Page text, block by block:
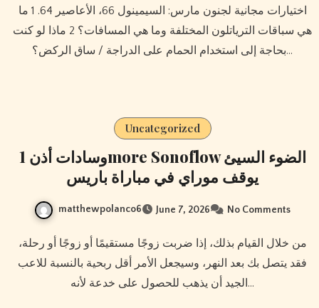
هي سباقات الترياتلون المختلفة وما هي المسافات؟ 2 ماذا لو كنت
بحاجة إلى استخدام الحمام على الدراجة / ساق الركض؟…
Uncategorized
وسادات أذن 1more Sonoflow الضوء السيئ
يوقف موراي في مباراة باريس
matthewpolanco6 June 7, 2026 No Comments
من خلال القيام بذلك، إذا ضربت زوجًا مستقيمًا أو زوجًا أو رحلة،
فقد يتصل بك بعد النهر، وسيجعل الأمر أقل ربحية بالنسبة للاعب
الجيد أن يذهب للحصول على خدعة لأنه…